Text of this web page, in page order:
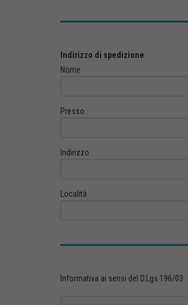
Indirizzo di spedizione
Nome
Presso
Indirizzo
Località
Informativa ai sensi del D.Lgs.196/03